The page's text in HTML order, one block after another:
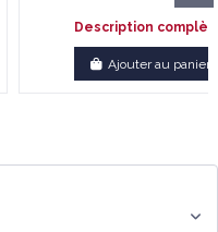
Description
Ajouter au panier